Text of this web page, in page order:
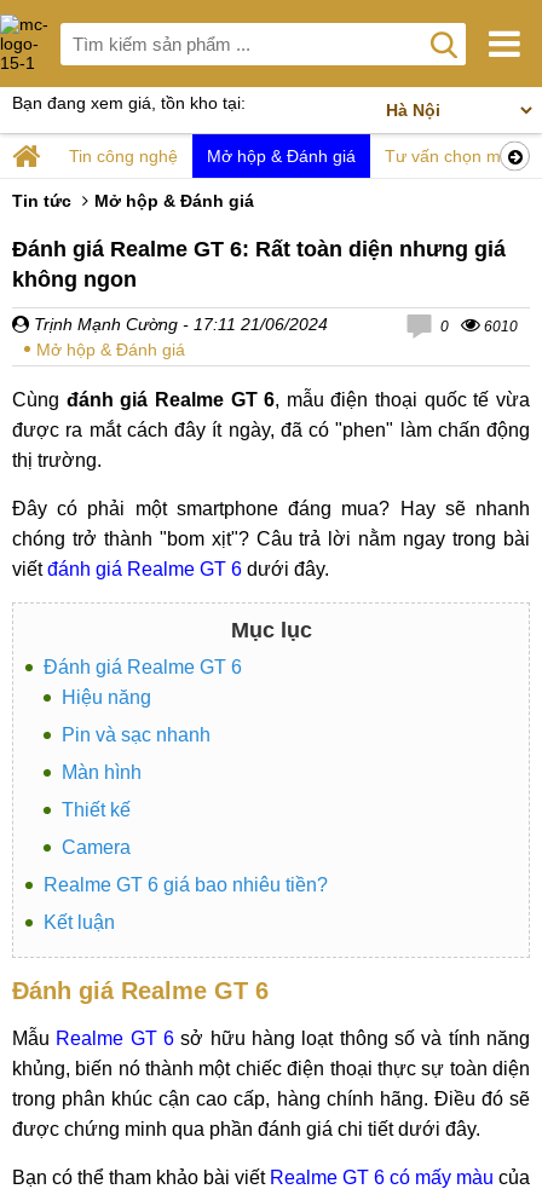
Bạn đang xem giá, tồn kho tại:
Tin công nghệ Mở hộp & Đánh giá Tư vấn chọn mua
Tin tức Mở hộp & Đánh giá
Đánh giá Realme GT 6: Rất toàn diện nhưng giá
không ngon
Trịnh Mạnh Cường - 17:11 21/06/2024
Mở hộp & Đánh giá
0 6010
Cùng đánh giá Realme GT 6, mẫu điện thoại quốc tế vừa
được ra mắt cách đây ít ngày, đã có "phen" làm chấn động
thị trường.
Đây có phải một smartphone đáng mua? Hay sẽ nhanh
chóng trở thành "bom xịt"? Câu trả lời nằm ngay trong bài
viếtđánh giá Realme GT 6 dưới đây.
Mục lục
Đánh giá Realme GT 6
Hiệu năng
Pin và sạc nhanh
Màn hình
Thiết kế
Camera
Realme GT 6 giá bao nhiêu tiền?
Kết luận
Đánh giá Realme GT 6
Mẫu Realme GT 6 sở hữu hàng loạt thông số và tính năng
khủng, biến nó thành một chiếc điện thoại thực sự toàn diện
trong phân khúc cận cao cấp, hàng chính hãng. Điều đó sẽ
được chứng minh qua phần đánh giá chi tiết dưới đây.
Bạn có thể tham khảo bài viết Realme GT 6 có mấy màu của